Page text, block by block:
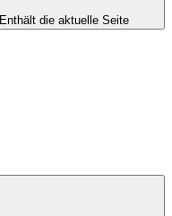
Enthält die aktuelle Seite